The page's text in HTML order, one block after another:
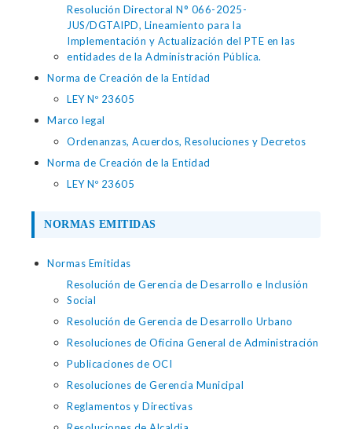
Resolución Directoral N° 066-2025-
JUS/DGTAIPD, Lineamiento para la
Implementación y Actualización del PTE en las
entidades de la Administración Pública.
Norma de Creación de la Entidad
LEY Nº 23605
Marco legal
Ordenanzas, Acuerdos, Resoluciones y Decretos
Norma de Creación de la Entidad
LEY Nº 23605
NORMAS EMITIDAS
Normas Emitidas
Resolución de Gerencia de Desarrollo e Inclusión
Social
Resolución de Gerencia de Desarrollo Urbano
Resoluciones de Oficina General de Administración
Publicaciones de OCI
Resoluciones de Gerencia Municipal
Reglamentos y Directivas